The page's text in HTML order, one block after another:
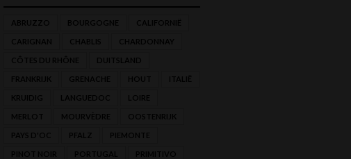
ABRUZZO BOURGOGNE CALIFORNIË
CARIGNAN CHABLIS CHARDONNAY
CÔTES DU RHÔNE DUITSLAND
FRANKRIJK GRENACHE HOUT ITALIË
KRUIDIG LANGUEDOC LOIRE
MERLOT MOURVÈDRE OOSTENRIJK
PAYS D'OC PFALZ PIEMONTE
PINOT NOIR PORTUGAL PRIMITIVO